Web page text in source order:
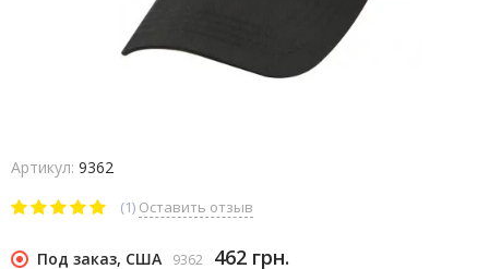
Артикул: 9362
(1) Оставить отзыв
Под заказ, США 9362 462 грн.